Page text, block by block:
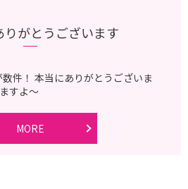
りがとうございます
件！ 本当にありがとうございま
すよ〜
MORE